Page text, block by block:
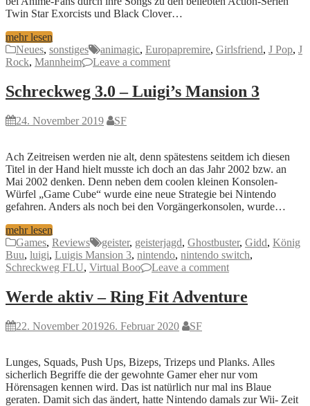
Twin Star Exorcists und Black Clover…
mehr lesen
Neues, sonstiges animagic, Europapremire, Girlsfriend, J Pop, J
Rock, Mannheim Leave a comment
Schreckweg 3.0 – Luigi’s Mansion 3
24. November 2019 SF
Ach Zeitreisen werden nie alt, denn spätestens seitdem ich diesen
Titel in der Hand hielt musste ich doch an das Jahr 2002 bzw. an
Mai 2002 denken. Denn neben dem coolen kleinen Konsolen-
Würfel „Game Cube“ wurde eine neue Strategie bei Nintendo
gefahren. Anders als noch bei den Vorgängerkonsolen, wurde…
mehr lesen
Games, Reviews geister, geisterjagd, Ghostbuster, Gidd, König
Buu, luigi, Luigis Mansion 3, nintendo, nintendo switch,
Schreckweg FLU, Virtual Boo Leave a comment
Werde aktiv – Ring Fit Adventure
22. November 201926. Februar 2020 SF
Lunges, Squads, Push Ups, Bizeps, Trizeps und Planks. Alles
sicherlich Begriffe die der gewohnte Gamer eher nur vom
Hörensagen kennen wird. Das ist natürlich nur mal ins Blaue
geraten. Damit sich das ändert, hatte Nintendo damals zur Wii- Zeit